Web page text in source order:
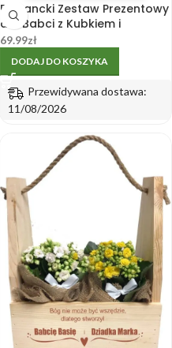
Elegancki Zestaw Prezentowy
dla Babci z Kubkiem i
Ręcznikiem
69.99zł
DODAJ DO KOSZYKA
Przewidywana dostawa:
11/08/2026